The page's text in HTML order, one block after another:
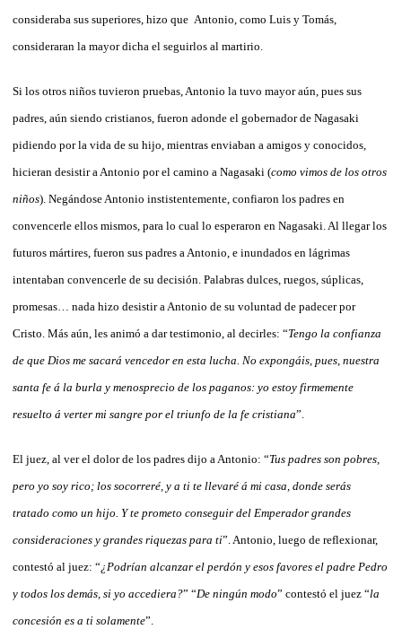
consideraba sus superiores, hizo que Antonio, como Luis y Tomás,
consideraran la mayor dicha el seguirlos al martirio.
Si los otros niños tuvieron pruebas, Antonio la tuvo mayor aún, pues sus
padres, aún siendo cristianos, fueron adonde el gobernador de Nagasaki
pidiendo por la vida de su hijo, mientras enviaban a amigos y conocidos,
hicieran desistir a Antonio por el camino a Nagasaki (como vimos de los otros
niños). Negándose Antonio instistentemente, confiaron los padres en
convencerle ellos mismos, para lo cual lo esperaron en Nagasaki. Al llegar los
futuros mártires, fueron sus padres a Antonio, e inundados en lágrimas
intentaban convencerle de su decisión. Palabras dulces, ruegos, súplicas,
promesas… nada hizo desistir a Antonio de su voluntad de padecer por
Cristo. Más aún, les animó a dar testimonio, al decirles: “Tengo la confianza
de que Dios me sacará vencedor en esta lucha. No expongáis, pues, nuestra
santa fe á la burla y menosprecio de los paganos: yo estoy firmemente
resuelto á verter mi sangre por el triunfo de la fe cristiana”.
El juez, al ver el dolor de los padres dijo a Antonio: “Tus padres son pobres,
pero yo soy rico; los socorreré, y a ti te llevaré á mi casa, donde serás
tratado como un hijo. Y te prometo conseguir del Emperador grandes
consideraciones y grandes riquezas para ti”. Antonio, luego de reflexionar,
contestó al juez: “¿Podrían alcanzar el perdón y esos favores el padre Pedro
y todos los demás, si yo accediera?” “De ningún modo” contestó el juez “la
concesión es a ti solamente”.